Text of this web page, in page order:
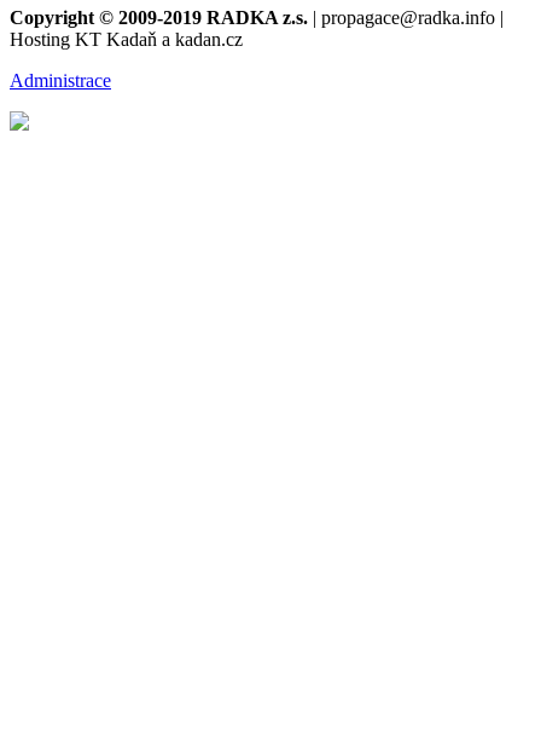
Copyright © 2009-2019 RADKA z.s. | propagace@radka.info |
Hosting KT Kadaň a kadan.cz
Administrace